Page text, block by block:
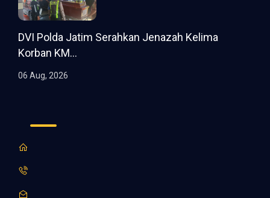
DVI Polda Jatim Serahkan Jenazah Kelima
Korban KM...
06 Aug, 2026